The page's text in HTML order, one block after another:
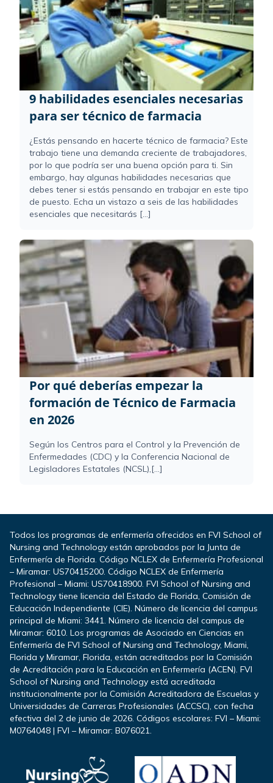
9 habilidades esenciales necesarias
para ser técnico de farmacia
¿Estás pensando en hacerte técnico de farmacia? Este
trabajo tiene una demanda creciente de trabajadores,
por lo que podría ser una buena opción para ti. Sin
embargo, hay algunas habilidades necesarias que
debes tener si estás pensando en trabajar en este tipo
de puesto. Echa un vistazo a seis de las habilidades
esenciales que necesitarás [...]
Por qué deberías empezar la
formación de Técnico de Farmacia
en 2026
Según los Centros para el Control y la Prevención de
Enfermedades (CDC) y la Conferencia Nacional de
Legisladores Estatales (NCSL),[...]
Todos los programas de enfermería ofrecidos en FVI School of
Nursing and Technology están aprobados por la Junta de
Enfermería de Florida. Código NCLEX de Enfermería Profesional
– Miramar: US70415200. Código NCLEX de Enfermería
Profesional – Miami: US70418900. FVI School of Nursing and
Technology tiene licencia del Estado de Florida, Comisión de
Educación Independiente (CIE). Número de licencia del campus
principal de Miami: 3441. Número de licencia del campus de
Miramar: 6010. Los programas de Asociado en Ciencias en
Enfermería de FVI School of Nursing and Technology, Miami,
Florida y Miramar, Florida, están acreditados por la Comisión
de Acreditación para la Educación en Enfermería (ACEN). FVI
School of Nursing and Technology está acreditada
institucionalmente por la Comisión Acreditadora de Escuelas y
Universidades de Carreras Profesionales (ACCSC), con fecha
efectiva del 2 de junio de 2026. Códigos escolares: FVI – Miami:
M0764048 | FVI – Miramar: B076021.